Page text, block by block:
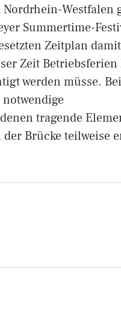
Westfalen
Summertime-
Zeitplan
Zeit
werden müsse.
tragende
Brücke teilweise